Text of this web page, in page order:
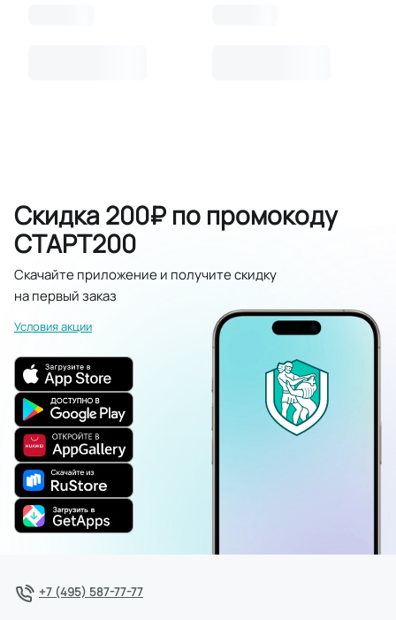
Скидка 200₽ по промокоду
СТАРТ200
Скачайте приложение и получите скидку
на первый заказ
Условия акции
+7 (495) 587-77-77